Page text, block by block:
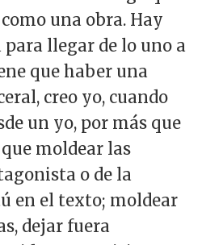
una obra. Hay
llegar de lo uno a
que haber una
creo yo, cuando
un yo, por más que
moldear las
o de la
en el texto; moldear
dejar fuera